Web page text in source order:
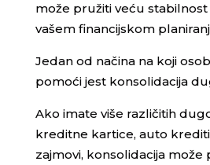
može pružiti veću
vašem financijskom
Jedan od načina na koji
pomoći jest konsolidacija
Ako imate više različitih
kreditne kartice, auto
zajmovi, konsolidacija može